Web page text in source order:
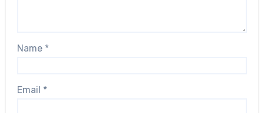
Name *
Email *